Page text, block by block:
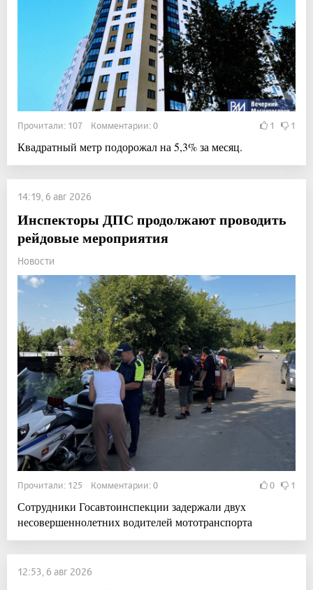
Прочитали: 107 Комментарии: 0 1 1
Квадратный метр подорожал на 5,3% за месяц.
14:19, 6 авг 2026
Инспекторы ДПС продолжают проводить
рейдовые мероприятия
Новости
Прочитали: 125 Комментарии: 0 0 1
Сотрудники Госавтоинспекции задержали двух
несовершеннолетних водителей мототранспорта
12:53, 6 авг 2026